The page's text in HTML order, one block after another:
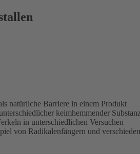
natürliche Barriere in einem Produkt
keimhemmender
in unterschiedlichen Versuchen
von Radikalenfängern und